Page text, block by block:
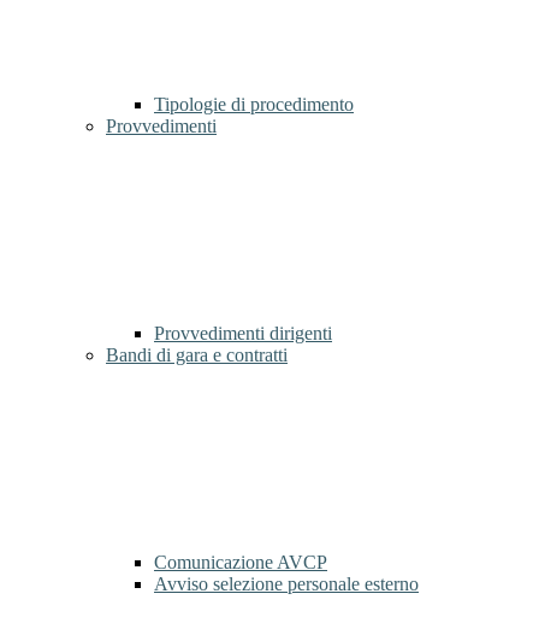
Tipologie di procedimento
Provvedimenti
Provvedimenti dirigenti
Bandi di gara e contratti
Comunicazione AVCP
Avviso selezione personale esterno